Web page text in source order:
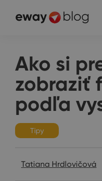
Ako si
zobraziť
podľa
Tipy
Tatiana Hrdlovičová